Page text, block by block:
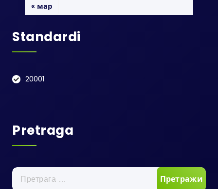
« мар
Standardi
20001
Pretraga
Претрага